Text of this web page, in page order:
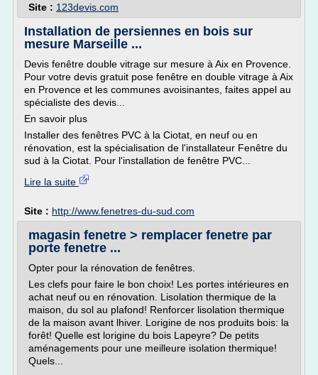
Site : 123devis.com
Installation de persiennes en bois sur
mesure Marseille ...
Devis fenêtre double vitrage sur mesure à Aix en Provence.
Pour votre devis gratuit pose fenêtre en double vitrage à Aix
en Provence et les communes avoisinantes, faites appel au
spécialiste des devis...
En savoir plus
Installer des fenêtres PVC à la Ciotat, en neuf ou en
rénovation, est la spécialisation de l'installateur Fenêtre du
sud à la Ciotat. Pour l'installation de fenêtre PVC...
Lire la suite
Site : http://www.fenetres-du-sud.com
magasin fenetre > remplacer fenetre par
porte fenetre ...
Opter pour la rénovation de fenêtres.
Les clefs pour faire le bon choix! Les portes intérieures en
achat neuf ou en rénovation. Lisolation thermique de la
maison, du sol au plafond! Renforcer lisolation thermique
de la maison avant lhiver. Lorigine de nos produits bois: la
forêt! Quelle est lorigine du bois Lapeyre? De petits
aménagements pour une meilleure isolation thermique!
Quels...